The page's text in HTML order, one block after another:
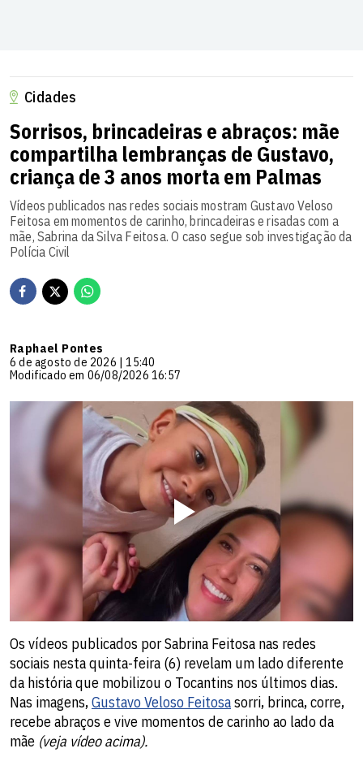
Cidades
Sorrisos, brincadeiras e abraços: mãe
compartilha lembranças de Gustavo,
criança de 3 anos morta em Palmas
Vídeos publicados nas redes sociais mostram Gustavo Veloso
Feitosa em momentos de carinho, brincadeiras e risadas com a
mãe, Sabrina da Silva Feitosa. O caso segue sob investigação da
Polícia Civil
Raphael Pontes
6 de agosto de 2026 | 15:40
Modificado em 06/08/2026 16:57
Os vídeos publicados por Sabrina Feitosa nas redes
sociais nesta quinta-feira (6) revelam um lado diferente
da história que mobilizou o Tocantins nos últimos dias.
Nas imagens,Gustavo Veloso Feitosasorri, brinca, corre,
recebe abraços e vive momentos de carinho ao lado da
mãe (veja vídeo acima).